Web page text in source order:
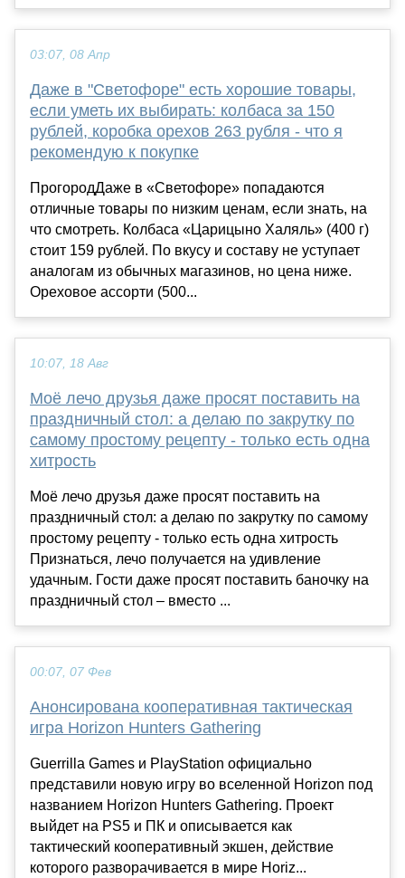
03:07, 08 Апр
Даже в "Светофоре" есть хорошие товары,
если уметь их выбирать: колбаса за 150
рублей, коробка орехов 263 рубля - что я
рекомендую к покупке
ПрогородДаже в «Светофоре» попадаются
отличные товары по низким ценам, если знать, на
что смотреть. Колбаса «Царицыно Халяль» (400 г)
стоит 159 рублей. По вкусу и составу не уступает
аналогам из обычных магазинов, но цена ниже.
Ореховое ассорти (500...
10:07, 18 Авг
Моё лечо друзья даже просят поставить на
праздничный стол: а делаю по закрутку по
самому простому рецепту - только есть одна
хитрость
Моё лечо друзья даже просят поставить на
праздничный стол: а делаю по закрутку по самому
простому рецепту - только есть одна хитрость
Признаться, лечо получается на удивление
удачным. Гости даже просят поставить баночку на
праздничный стол – вместо ...
00:07, 07 Фев
Анонсирована кооперативная тактическая
игра Horizon Hunters Gathering
Guerrilla Games и PlayStation официально
представили новую игру во вселенной Horizon под
названием Horizon Hunters Gathering. Проект
выйдет на PS5 и ПК и описывается как
тактический кооперативный экшен, действие
которого разворачивается в мире Horiz...